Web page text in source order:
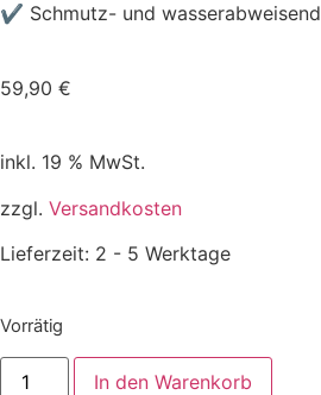
✔ Schmutz- und wasserabweisend
59,90 €
inkl. 19 % MwSt.
zzgl. Versandkosten
Lieferzeit: 2 - 5 Werktage
Vorrätig
In den Warenkorb